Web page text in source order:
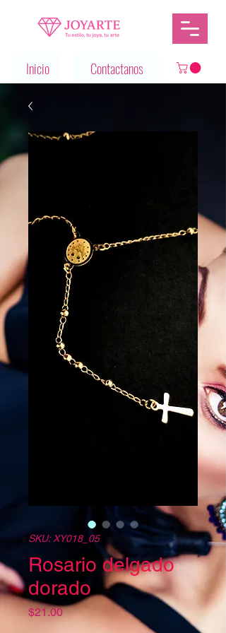
Inicio Contactanos
SKU: XY018_05
Rosario delgado
dorado
$21.00Precio